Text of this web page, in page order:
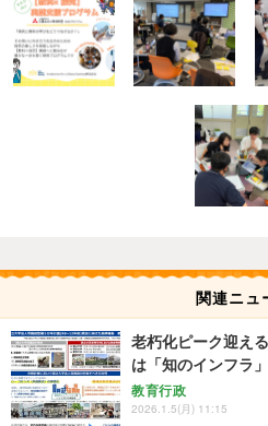
関連ニュ
老朽化ピーク迎え
は「知のインフラ
教育行政
2026.1.5(月) 11:15